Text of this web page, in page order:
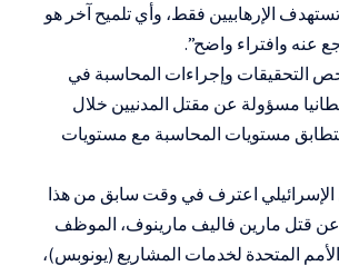
تستهدف الإرهابيين فقط، وأي تلميح آخر هو
عنه وافتراء واضح”.
التحقيقات وإجراءات المحاسبة في
مسؤولة عن مقتل المدنيين خلال
مستويات المحاسبة مع مستويات
الإسرائيلي اعترف في وقت سابق من هذا
عن قتل مارين فاليف مارينوف، الموظف
المتحدة لخدمات المشاريع (يونوبس)،